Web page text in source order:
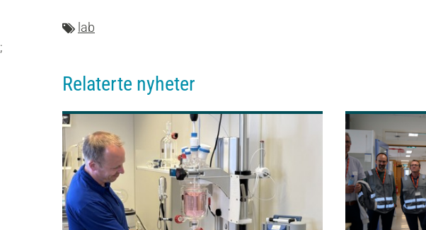
lab
;
Relaterte nyheter